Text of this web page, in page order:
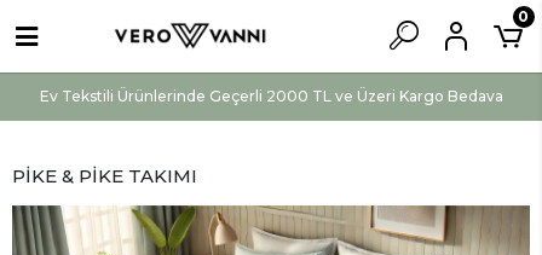
Ev Tekstili Ürünlerinde Geçerli 2000 TL ve Üzeri Kargo Bedava
0
PİKE & PİKE TAKIMI